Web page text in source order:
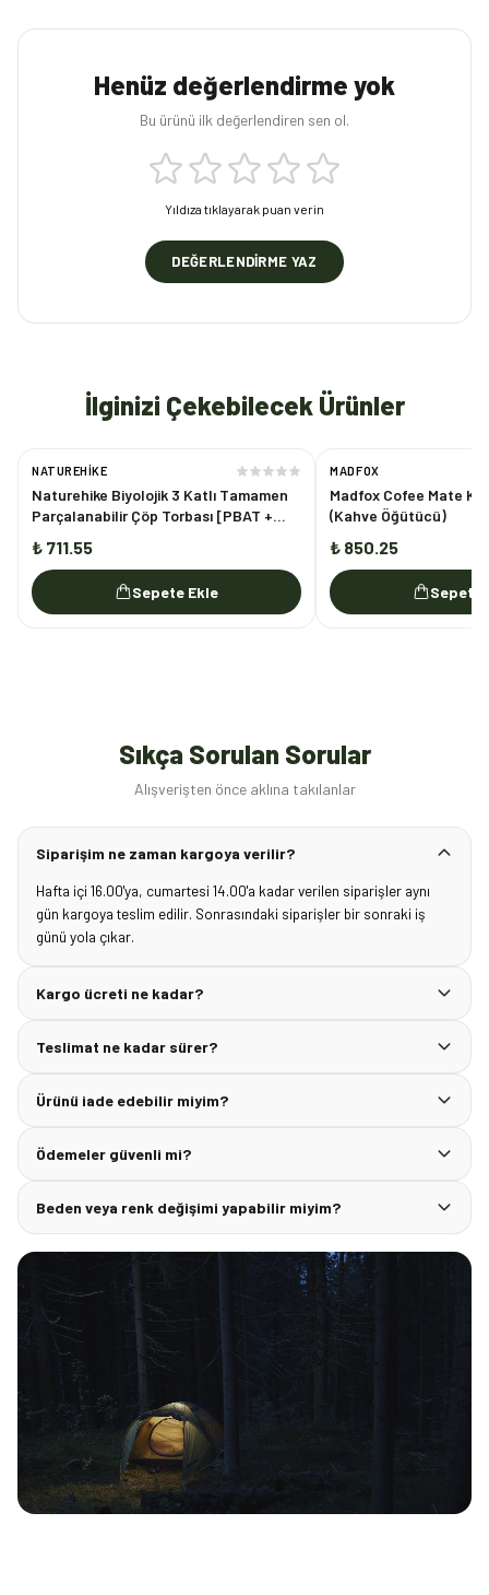
Henüz değerlendirme yok
Bu ürünü ilk değerlendiren sen ol.
Yıldıza tıklayarak puan verin
DEĞERLENDIRME YAZ
İlginizi Çekebilecek Ürünler
NATUREHIKE
Naturehike Biyolojik 3 Katlı Tamamen
Parçalanabilir Çöp Torbası [PBAT +
₺ 711.55
Sepete Ekle
MADFOX
Madfox Cofee Mate
(Kahve Öğütücü)
₺ 850.25
Sepete
Sıkça Sorulan Sorular
Alışverişten önce aklına takılanlar
Siparişim ne zaman kargoya verilir?
Hafta içi 16.00'ya, cumartesi 14.00'a kadar verilen siparişler aynı
gün kargoya teslim edilir. Sonrasındaki siparişler bir sonraki iş
günü yola çıkar.
Kargo ücreti ne kadar?
Teslimat ne kadar sürer?
Ürünü iade edebilir miyim?
Ödemeler güvenli mi?
Beden veya renk değişimi yapabilir miyim?